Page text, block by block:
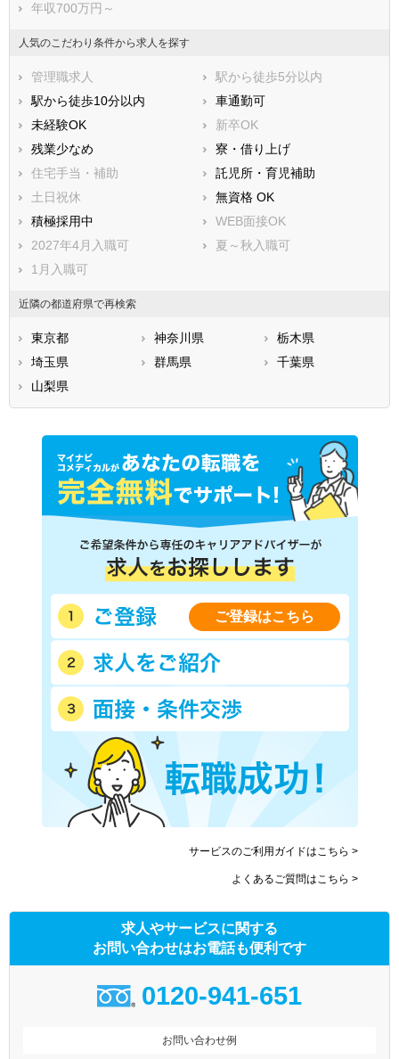
年収700万円～
人気のこだわり条件から求人を探す
管理職求人
駅から徒歩5分以内
駅から徒歩10分以内
車通勤可
未経験OK
新卒OK
残業少なめ
寮・借り上げ
住宅手当・補助
託児所・育児補助
土日祝休
無資格 OK
積極採用中
WEB面接OK
2027年4月入職可
夏～秋入職可
1月入職可
近隣の都道府県で再検索
東京都 神奈川県
栃木県
埼玉県
群馬県
千葉県
山梨県
ご登録はこちら
サービスのご利用ガイドはこちら >
よくあるご質問はこちら >
求人やサービスに関する
お問い合わせはお電話も便利です
0120-941-651
お問い合わせ例